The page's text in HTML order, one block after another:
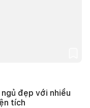
đẹp với nhiều
tích